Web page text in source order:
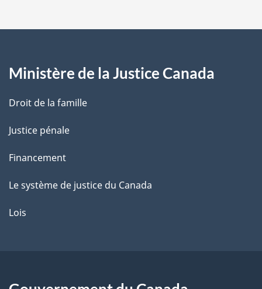
a
e
Ministère de la Justice Canada
Droit de la famille
Justice pénale
Financement
Le système de justice du Canada
Lois